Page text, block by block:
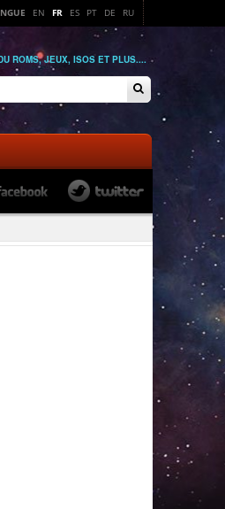
EN FR ES PT DE RU
ROMS, JEUX, ISOS ET PLUS....